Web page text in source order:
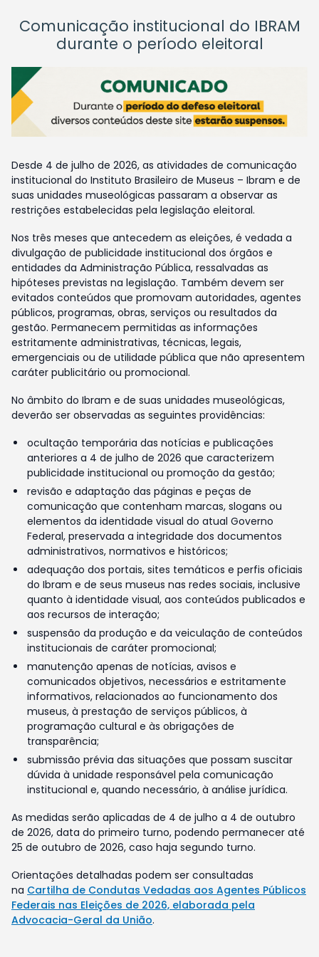
Comunicação institucional do IBRAM
durante o período eleitoral
Desde 4 de julho de 2026, as atividades de comunicação
institucional do Instituto Brasileiro de Museus – Ibram e de
suas unidades museológicas passaram a observar as
restrições estabelecidas pela legislação eleitoral.
Nos três meses que antecedem as eleições, é vedada a
divulgação de publicidade institucional dos órgãos e
entidades da Administração Pública, ressalvadas as
hipóteses previstas na legislação. Também devem ser
evitados conteúdos que promovam autoridades, agentes
públicos, programas, obras, serviços ou resultados da
gestão. Permanecem permitidas as informações
estritamente administrativas, técnicas, legais,
emergenciais ou de utilidade pública que não apresentem
caráter publicitário ou promocional.
No âmbito do Ibram e de suas unidades museológicas,
deverão ser observadas as seguintes providências:
ocultação temporária das notícias e publicações
anteriores a 4 de julho de 2026 que caracterizem
publicidade institucional ou promoção da gestão;
revisão e adaptação das páginas e peças de
comunicação que contenham marcas, slogans ou
elementos da identidade visual do atual Governo
Federal, preservada a integridade dos documentos
administrativos, normativos e históricos;
adequação dos portais, sites temáticos e perfis oficiais
do Ibram e de seus museus nas redes sociais, inclusive
quanto à identidade visual, aos conteúdos publicados e
aos recursos de interação;
suspensão da produção e da veiculação de conteúdos
institucionais de caráter promocional;
manutenção apenas de notícias, avisos e
comunicados objetivos, necessários e estritamente
informativos, relacionados ao funcionamento dos
museus, à prestação de serviços públicos, à
programação cultural e às obrigações de
transparência;
submissão prévia das situações que possam suscitar
dúvida à unidade responsável pela comunicação
institucional e, quando necessário, à análise jurídica.
As medidas serão aplicadas de 4 de julho a 4 de outubro
de 2026, data do primeiro turno, podendo permanecer até
25 de outubro de 2026, caso haja segundo turno.
Orientações detalhadas podem ser consultadas
na Cartilha de Condutas Vedadas aos Agentes Públicos
Federais nas Eleições de 2026, elaborada pela
Advocacia-Geral da União.